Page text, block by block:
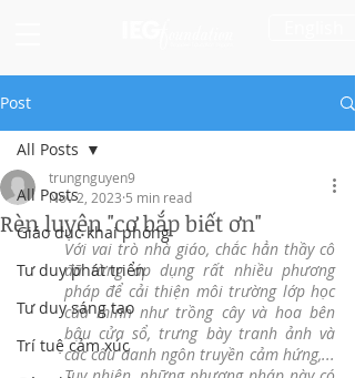
Post
All Posts
Giáo dục khai phóng
Tư duy phát triển
Tư duy sáng tạo
Trí tuệ cảm xúc
All Posts
Rèn luyện "cơ bắp biết ơn"
trungnguyen9
Nov 2, 2023 5 min read
Với vai trò nhà giáo, chắc hẳn thầy cô
đã từng áp dụng rất nhiều phương
pháp để cải thiện môi trường lớp học
của mình như trồng cây và hoa bên
bậu cửa sổ, trưng bày tranh ảnh và
các câu danh ngôn truyền cảm hứng,...